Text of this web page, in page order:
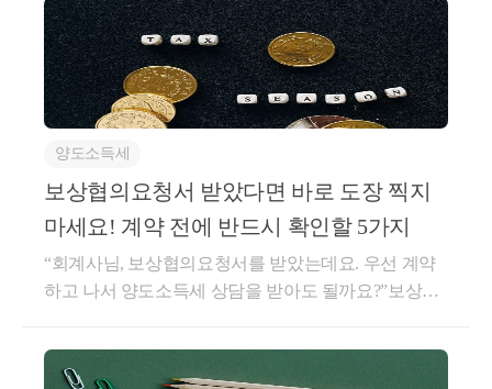
양도소득세
보상협의요청서 받았다면 바로 도장 찍지
마세요! 계약 전에 반드시 확인할 5가지
“회계사님, 보상협의요청서를 받았는데요. 우선 계약
하고 나서 양도소득세 상담을 받아도 될까요?”보상협
안 됩니다.보상협의요청서는 사업시행자가 토지소유
자에게 다음과 같이 제안하는 공식 문서입니다.“이 금